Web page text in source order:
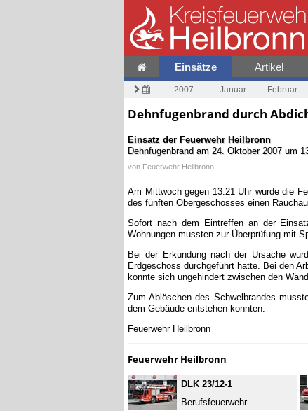
Einsätze Artikel
2007 Januar Februar
Dehnfugenbrand durch
Einsatz der FeuerwehrHeilbronn
Dehnfugenbrand am 24. Oktober 2007 um
von Feuerwehr Heilbronn
Am Mittwoch gegen 13.21 Uhr wurde die
des fünften Obergeschosses einen
Sofort nach dem Eintreffen an der
Wohnungen mussten zur Überprüfung mit
Bei der Erkundung nach der Ursache
Erdgeschoss durchgeführt hatte. Bei den
konnte sich ungehindert zwischen den
Zum Ablöschen des Schwelbrandes
dem Gebäude entstehen konnten.
Feuerwehr Heilbronn
Feuerwehr Heilbronn
DLK 23/12-1
Berufsfeuerwehr